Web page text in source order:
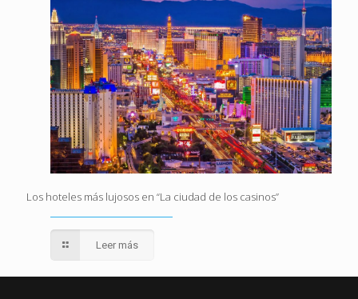
Los hoteles más lujosos en “La ciudad de los casinos”
Leer más